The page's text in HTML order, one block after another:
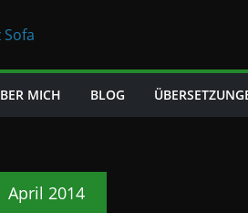
MICH BLOG
April 2014